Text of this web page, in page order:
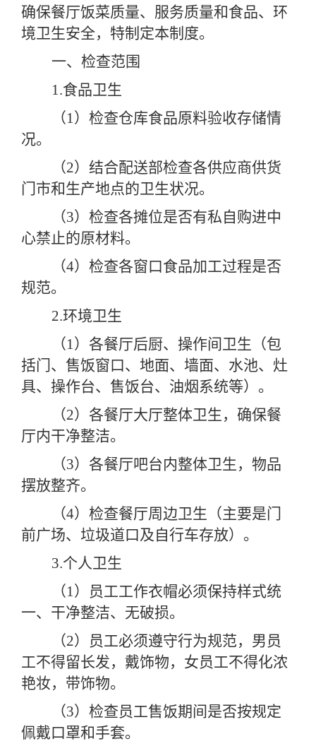
确保餐厅饭菜质量、服务质量和食品、环
境卫生安全，特制定本制度。
一、检查范围
1.食品卫生
（1）检查仓库食品原料验收存储情
况。
（2）结合配送部检查各供应商供货
门市和生产地点的卫生状况。
（3）检查各摊位是否有私自购进中
心禁止的原材料。
（4）检查各窗口食品加工过程是否
规范。
2.环境卫生
（1）各餐厅后厨、操作间卫生（包
括门、售饭窗口、地面、墙面、水池、灶
具、操作台、售饭台、油烟系统等）。
（2）各餐厅大厅整体卫生，确保餐
厅内干净整洁。
（3）各餐厅吧台内整体卫生，物品
摆放整齐。
（4）检查餐厅周边卫生（主要是门
前广场、垃圾道口及自行车存放）。
3.个人卫生
（1）员工工作衣帽必须保持样式统
一、干净整洁、无破损。
（2）员工必须遵守行为规范，男员
工不得留长发，戴饰物，女员工不得化浓
艳妆，带饰物。
（3）检查员工售饭期间是否按规定
佩戴口罩和手套。